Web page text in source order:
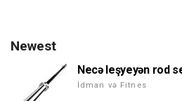
Newest
Necə leşyeyən rod
İdman və Fitnes